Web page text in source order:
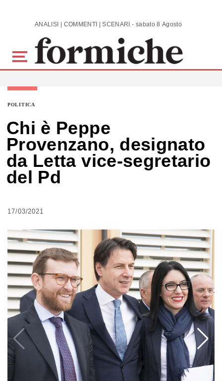
Skip to main content ANALISI | COMMENTI | SCENARI - sabato 8 Agosto 2026
POLITICA
Chi è Peppe
Provenzano, designato
da Letta vice-segretario
del Pd
17/03/2021